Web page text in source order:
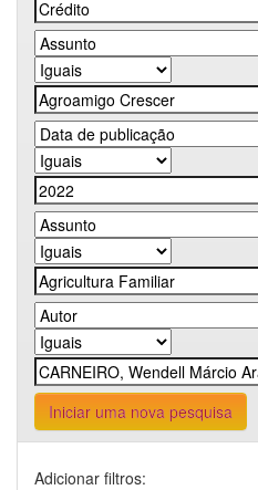
Iniciar uma nova pesquisa
Adicionar filtros: